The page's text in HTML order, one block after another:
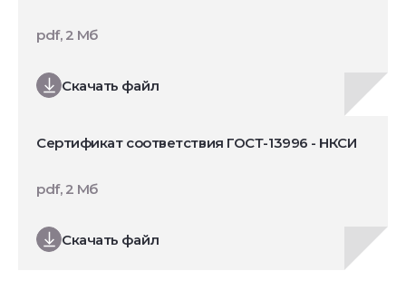
Скачать файл
pdf, 2 Мб
Сертификат соответствия ГОСТ-13996 - НКСИ
Скачать файл
pdf, 2 Мб